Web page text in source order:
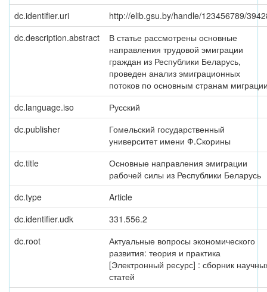
dc.identifier.uri
http://elib.gsu.by/handle/123456789/
dc.description.abstract
В статье рассмотрены основные
направления трудовой эмиграции
граждан из Республики Беларусь,
проведен анализ эмиграционных
потоков по основным странам
dc.language.iso
Русский
dc.publisher
Гомельский государственный
университет имени Ф.Скорины
dc.title
Основные направления эмиграции
рабочей силы из Республики Беларусь
dc.type
Article
dc.identifier.udk
331.556.2
dc.root
Актуальные вопросы экономического
развития: теория и практика
[Электронный ресурс] : сборник
статей